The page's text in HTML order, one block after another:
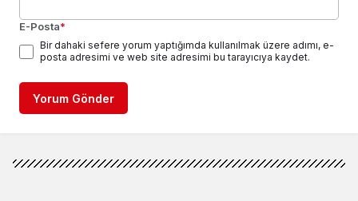
E-Posta*
Bir dahaki sefere yorum yaptığımda kullanılmak üzere adımı, e-
posta adresimi ve web site adresimi bu tarayıcıya kaydet.
Yorum Gönder